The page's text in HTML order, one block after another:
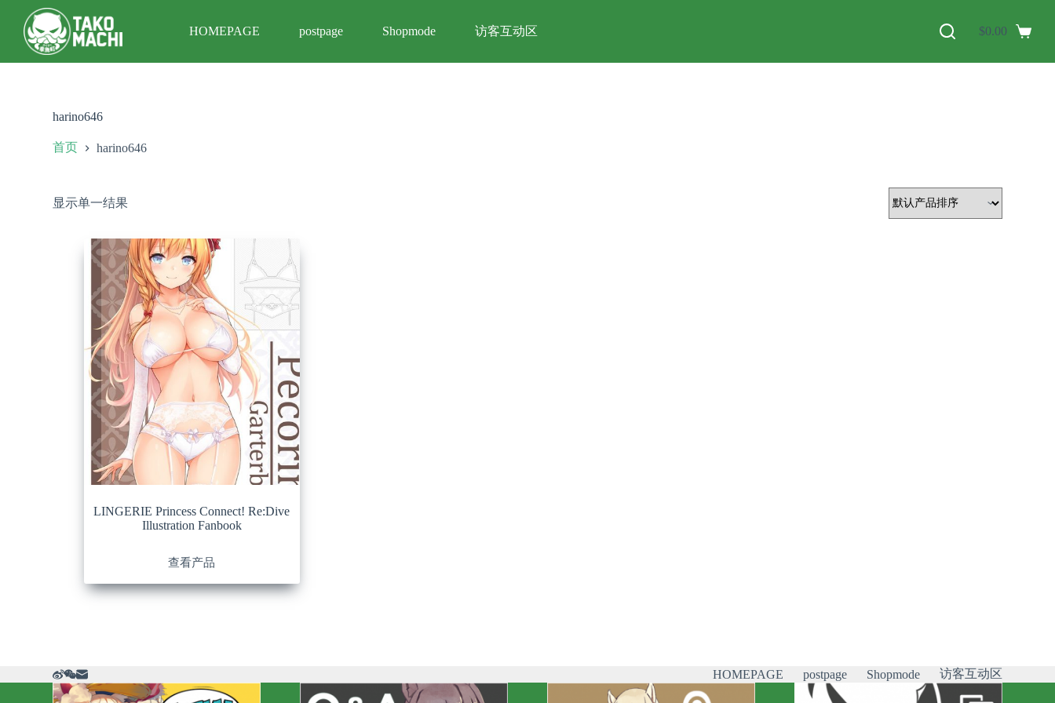
跳
过
内
容
HOMEPAGE postpage Shopmode 访客互动区 $0.00
harino646
首页 harino646
显示单一结果
LINGERIE Princess Connect! Re:Dive
Illustration Fanbook
查看产品
HOMEPAGE postpage Shopmode 访客互动区